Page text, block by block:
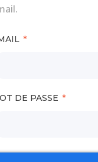
DE PASSE